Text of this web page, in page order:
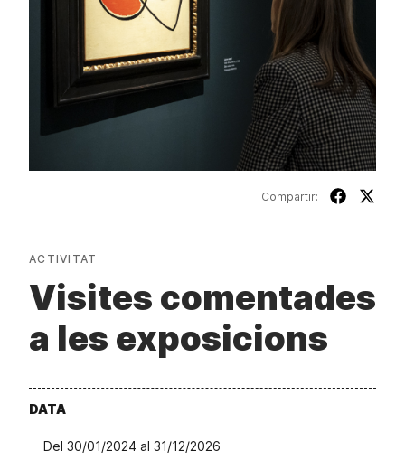
Compartir:
ACTIVITAT
Visites comentades
a les exposicions
DATA
Del 30/01/2024 al 31/12/2026